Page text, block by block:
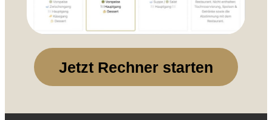
Jetzt Rechner starten